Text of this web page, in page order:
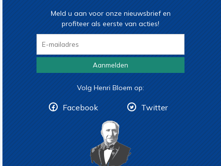
Meld u aan voor onze nieuwsbrief en
profiteer als eerste van acties!
Aanmelden
Volg Henri Bloem op:
Facebook Twitter